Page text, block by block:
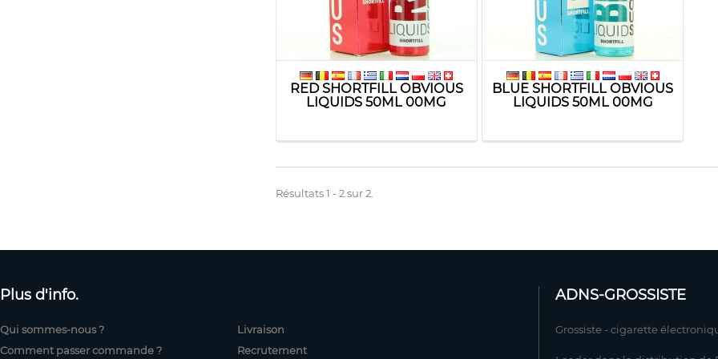
RED SHORTFILL OBVIOUS
LIQUIDS 50ML 00MG
BLUE SHORTFILL OBVIOUS
LIQUIDS 50ML 00MG
Résultats 1 - 2 sur 2.
Plus d'info.
Qui sommes-nous ?
Comment passer commande ?
Livraison
Recrutement
ADNS-GROSSISTE
Grossiste - cigarette